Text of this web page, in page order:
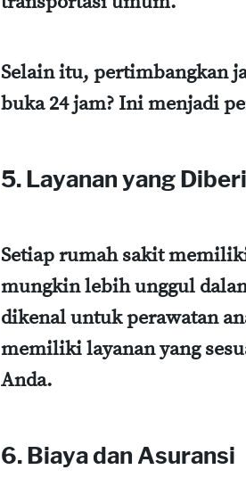
Selain itu, pertimbangkan
buka 24 jam? Ini menjadi
5. Layanan yang
Setiap rumah sakit
mungkin lebih unggul
dikenal untuk perawatan
memiliki layanan yang
Anda.
6. Biaya dan Asuransi